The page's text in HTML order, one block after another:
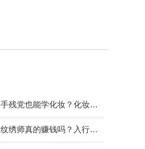
手残党也能学化妆？化妆学
校怎么选？
纹绣师真的赚钱吗？入行半
年的真实感受